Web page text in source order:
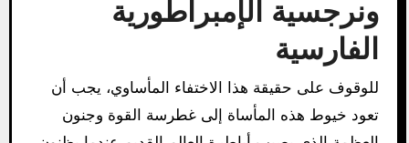
ونرجسية الإمبراطورية
الفارسية
للوقوف على حقيقة هذا الاختفاء المأساوي، يجب أن
تعود خيوط هذه المأساة إلى غطرسة القوة وجنون